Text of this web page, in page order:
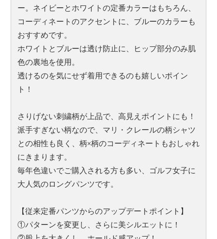
ー。ネイビーとホワイトの定番カラーはもちろん、
コーディネートのアクセントに、ブルーのカラーも
おすすめです。
ホワイトとブルーは透け防止に、ヒップ部分のみ肌
色の裏地を使用。
透けるのを気にせず着用できるのも嬉しいポイン
ト！
さりげない刺繍柄が上品で、高見えポイントにも！
派手すぎない柄なので、マリ・クレールの柄シャツ
との相性も良く、柄×柄のコーディネートもおしゃれ
にきまります。
毎年色違いでご購入される方も多い、ゴルフ女子に
大人気のロングパンツです。
【従来定番パンツからのアップデートポイント】
①パターンを変更し、さらに美シルエットに！